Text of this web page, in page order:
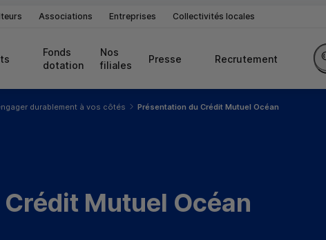
Associations Entreprises Collectivités locales
Fonds
dotation
Nos
filiales
Presse Recrutement
durablement à vos côtés Présentation du Crédit Mutuel Océan
Mutuel Océan